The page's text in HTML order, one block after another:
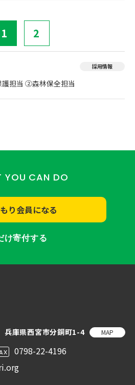
1 2
採用情報
護担当 ②森林保全担当
YOU CAN DO
り会員になる
け寄付する
兵庫県西宮市分銅町1-4 MAP
0798-22-4196